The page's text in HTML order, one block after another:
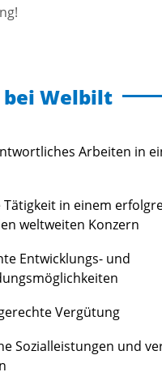
Welbilt
Arbeiten in
Tätigkeit in einem
weltweiten Konzern
Entwicklungs- und
Vergütung
Sozialleistungen und